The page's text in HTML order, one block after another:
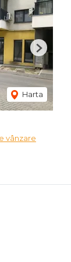
Harta
Next
vânzare